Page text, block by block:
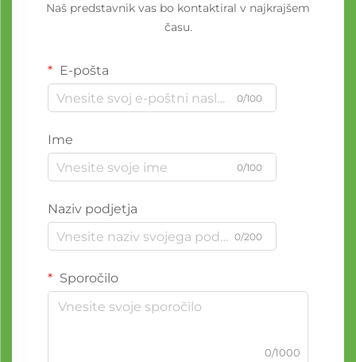
Naš predstavnik vas bo kontaktiral v najkrajšem
času.
E-pošta
0/100
Ime
0/100
Naziv podjetja
0/200
Sporočilo
0/1000